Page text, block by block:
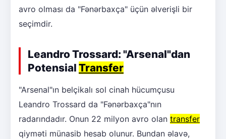
avro olması da "Fənərbaxça" üçün əlverişli bir
seçimdir.
Leandro Trossard: "Arsenal"dan
Potensial Transfer
"Arsenal"ın belçikalı sol cinah hücumçusu
Leandro Trossard da "Fənərbaxça"nın
radarındadır. Onun 22 milyon avro olan transfer
qiyməti münasib hesab olunur. Bundan əlavə,